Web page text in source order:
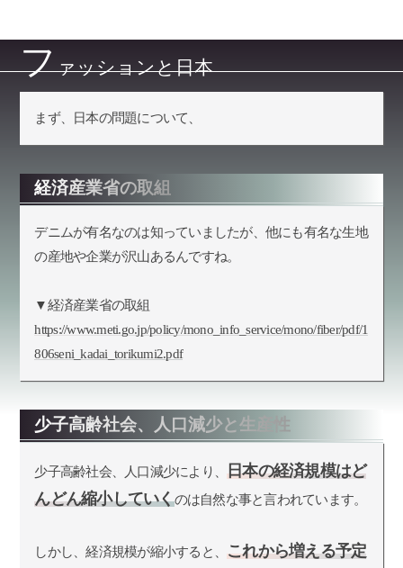
ファッションと日本
まず、日本の問題について、
経済産業省の取組
デニムが有名なのは知っていましたが、他にも有名な生地
の産地や企業が沢山あるんですね。
▼経済産業省の取組
https://www.meti.go.jp/policy/mono_info_service/mono/fiber/pdf/1
806seni_kadai_torikumi2.pdf
少子高齢社会、人口減少と生産性
少子高齢社会、人口減少により、日本の経済規模はど
んどん縮小していくのは自然な事と言われています。
しかし、経済規模が縮小すると、これから増える予定